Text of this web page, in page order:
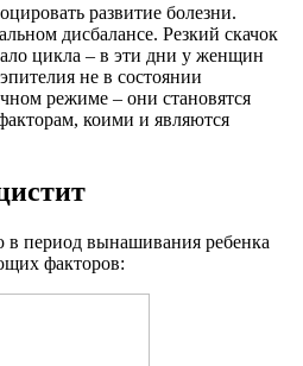
развитие болезни.
дисбалансе. Резкий скачок
цикла – в эти дни у женщин
не в состоянии
режиме – они становятся
коими и являются
в период вынашивания ребенка
факторов: